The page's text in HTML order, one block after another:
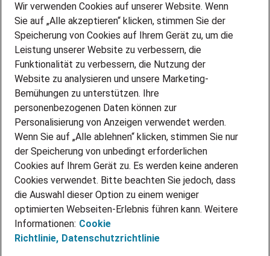
DEINE BERUFSGRUPPE
DEINE LEBENSSITUATION
PARTNERSHIP WITH AIRBUS
INITIATIV BEWERBEN
ÜBER UNS
STANDORTE
BLOG
PRESSE
KONTAKT
@Adecco 2026
IMPRESSUM
DATENSCHUTZ
Wir verwenden Cookies auf unserer Website. Wenn
Sie auf „Alle akzeptieren“ klicken, stimmen Sie der
Speicherung von Cookies auf Ihrem Gerät zu, um die
Leistung unserer Website zu verbessern, die
Funktionalität zu verbessern, die Nutzung der
Website zu analysieren und unsere Marketing-
Bemühungen zu unterstützen. Ihre
personenbezogenen Daten können zur
Personalisierung von Anzeigen verwendet werden.
Wenn Sie auf „Alle ablehnen“ klicken, stimmen Sie nur
der Speicherung von unbedingt erforderlichen
Cookies auf Ihrem Gerät zu. Es werden keine anderen
Cookies verwendet. Bitte beachten Sie jedoch, dass
die Auswahl dieser Option zu einem weniger
optimierten Webseiten-Erlebnis führen kann. Weitere
Informationen: Cookie
Richtlinie, Datenschutzrichtlinie